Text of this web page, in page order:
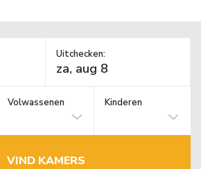
Uitchecken:
Volwassenen Kinderen
VIND KAMERS